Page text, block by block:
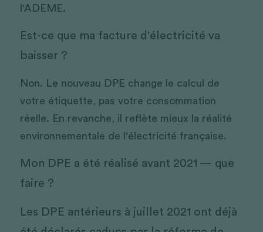
l'ADEME.
Est-ce que ma facture d'électricité va
baisser ?
Non. Le nouveau DPE change le calcul de
votre étiquette, pas votre consommation
réelle. En revanche, il reflète mieux la réalité
environnementale de l'électricité française.
Mon DPE a été réalisé avant 2021 — que
faire ?
Les DPE antérieurs à juillet 2021 ont déjà